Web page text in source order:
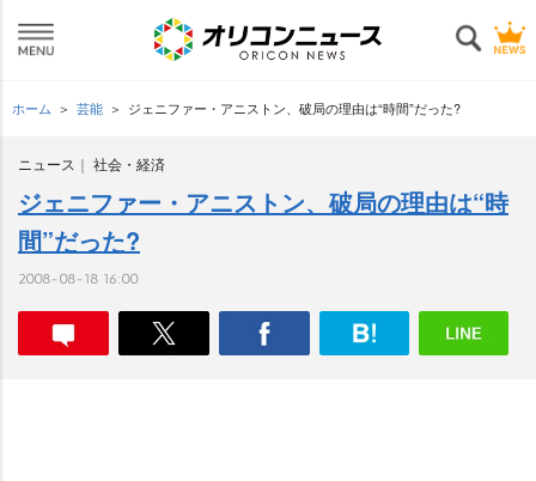
ホーム 芸能 ジェニファー・アニストン、破局の理由は“時間”だった?
ニュース 社会・経済
ジェニファー・アニストン、破局の理由は“時
間”だった?
2008-08-18 16:00